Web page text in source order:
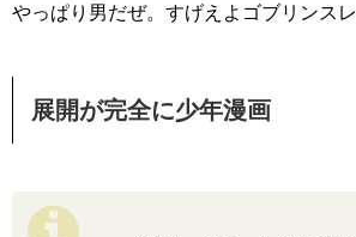
やっぱり男だぜ。すげえよゴブリンスレ
展開が完全に少年漫画